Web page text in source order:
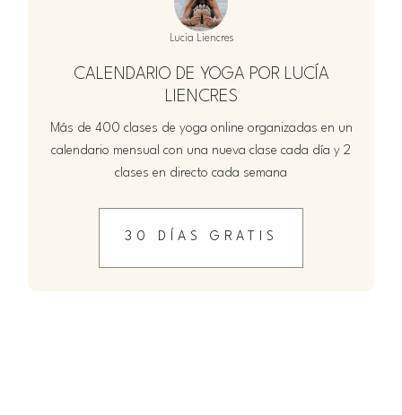
Lucia Liencres
CALENDARIO DE YOGA POR LUCÍA
LIENCRES
Más de 400 clases de yoga online organizadas en un
calendario mensual con una nueva clase cada día y 2
clases en directo cada semana
30 DÍAS GRATIS